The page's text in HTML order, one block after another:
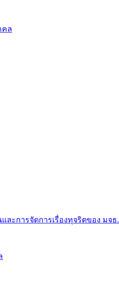
คล
ะการจัดการเรื่องทุจริตของ มจธ.